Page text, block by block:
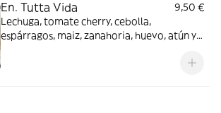
En. Tutta Vida
9,50 €
Lechuga, tomate cherry, cebolla,
espárragos, maiz, zanahoria, huevo, atún y